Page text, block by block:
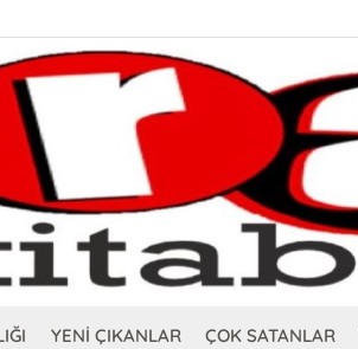
YENİ ÇIKANLAR ÇOK SATANLAR